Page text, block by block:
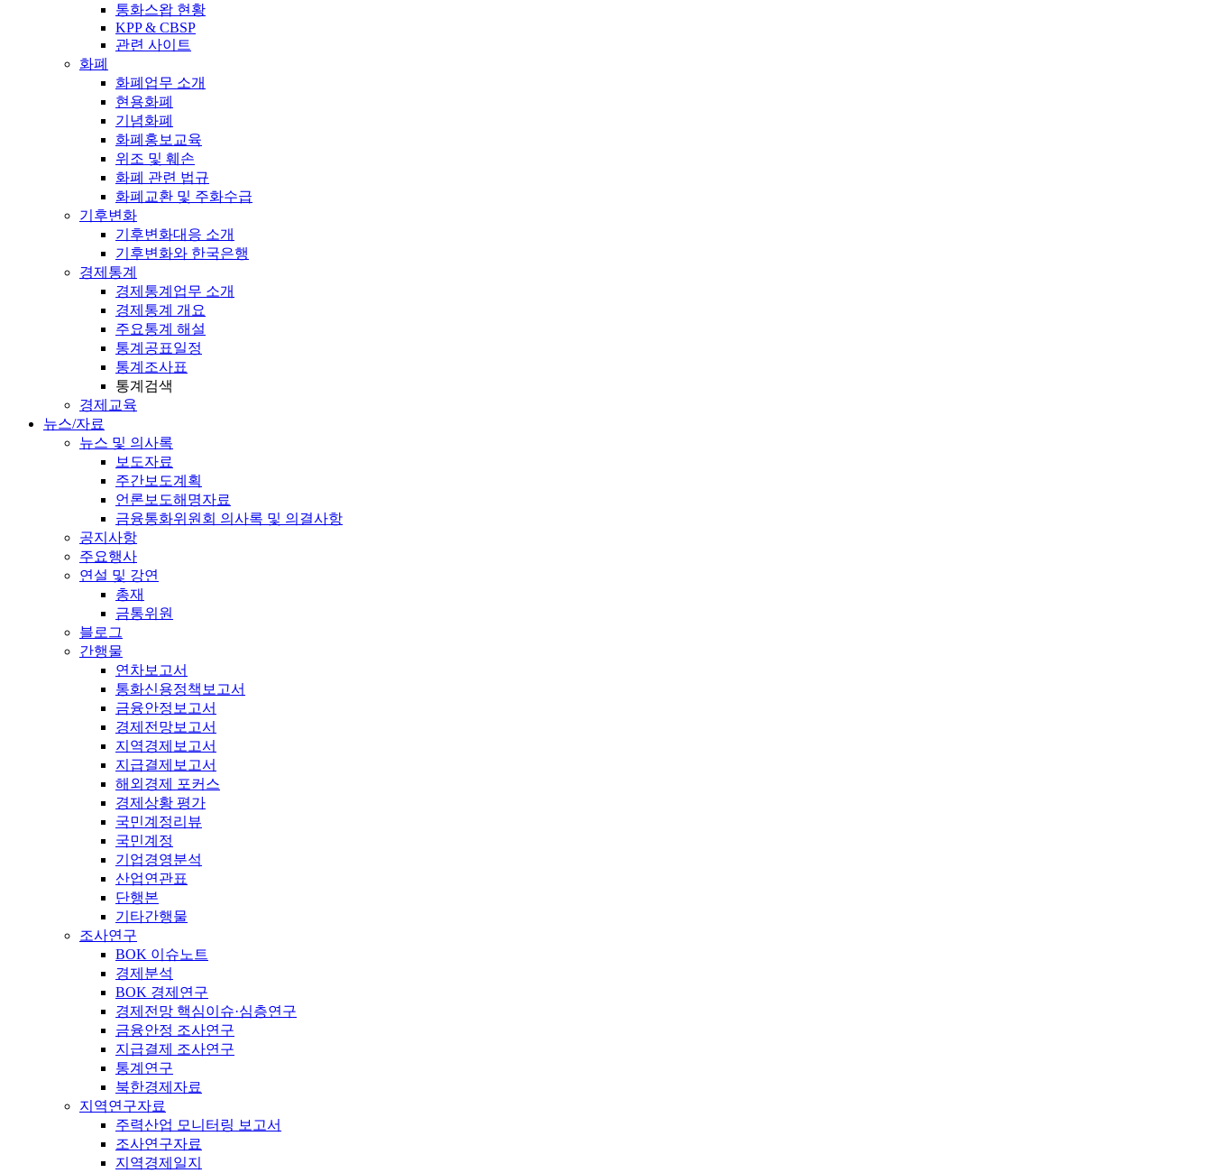
통화스왑 현황
KPP & CBSP
관련 사이트
화폐
화폐업무 소개
현용화폐
기념화폐
화폐홍보교육
위조 및 훼손
화폐 관련 법규
화폐교환 및 주화수급
기후변화
기후변화대응 소개
기후변화와 한국은행
경제통계
경제통계업무 소개
경제통계 개요
주요통계 해설
통계공표일정
통계조사표
통계검색
경제교육
뉴스/자료
뉴스 및 의사록
보도자료
주간보도계획
언론보도해명자료
금융통화위원회 의사록 및 의결사항
공지사항
주요행사
연설 및 강연
총재
금통위원
블로그
간행물
연차보고서
통화신용정책보고서
금융안정보고서
경제전망보고서
지역경제보고서
지급결제보고서
해외경제 포커스
경제상황 평가
국민계정리뷰
국민계정
기업경영분석
산업연관표
단행본
기타간행물
조사연구
BOK 이슈노트
경제분석
BOK 경제연구
경제전망 핵심이슈·심층연구
금융안정 조사연구
지급결제 조사연구
통계연구
북한경제자료
지역연구자료
주력산업 모니터링 보고서
조사연구자료
지역경제일지